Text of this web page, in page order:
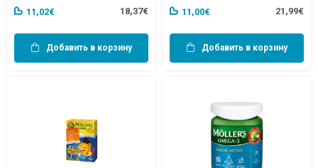
11,02€
18,37€
Добавить в корзину
11,00€ 21,99€
Добавить в корзину